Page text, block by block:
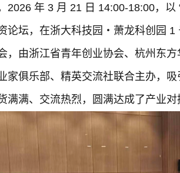
2026 年 3 月 21 日 14:00-18:00，以
论坛，在浙大科技园・萧龙科创园
，由浙江省青年创业协会、杭州东
家俱乐部、精英交流社联合主办，
满满、交流热烈，圆满达成了产业对